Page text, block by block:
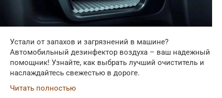
Устали от запахов и загрязнений в машине?
Автомобильный дезинфектор воздуха – ваш надежный
помощник! Узнайте, как выбрать лучший очиститель и
наслаждайтесь свежестью в дороге.
Читать полностью